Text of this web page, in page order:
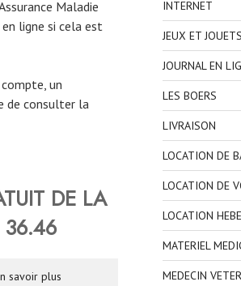
Maladie
ligne si cela est
un
de consulter la
DE LA
36.46
savoir plus
INTERNET
JEUX ET JOUETS
JOURNAL EN
LES BOERS
LIVRAISON
LOCATION DE
LOCATION DE
LOCATION
MATERIEL
MEDECIN